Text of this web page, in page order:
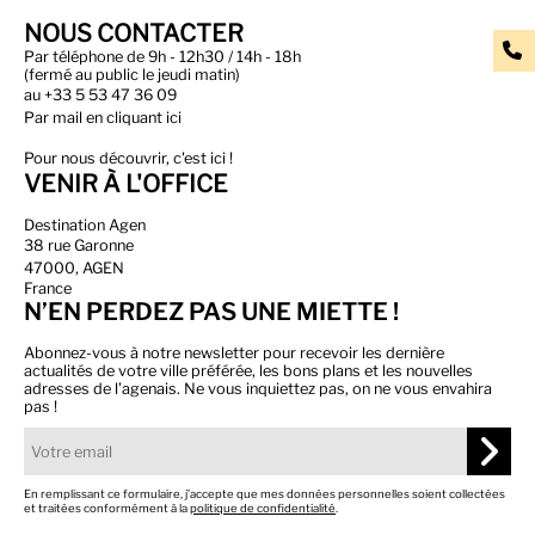
NOUS CONTACTER
Par téléphone de 9h - 12h30 / 14h - 18h
(fermé au public le jeudi matin)
au +33 5 53 47 36 09
Par mail en cliquant ici
Pour nous découvrir, c'est ici !
VENIR À L'OFFICE
Destination Agen
38 rue Garonne
47000, AGEN
France
N’EN PERDEZ PAS UNE MIETTE !
Abonnez-vous à notre newsletter pour recevoir les dernière
actualités de votre ville préférée, les bons plans et les nouvelles
adresses de l’agenais. Ne vous inquiettez pas, on ne vous envahira
pas !
En remplissant ce formulaire, j’accepte que mes données personnelles soient collectées
et traitées conformément à lapolitique de confidentialité